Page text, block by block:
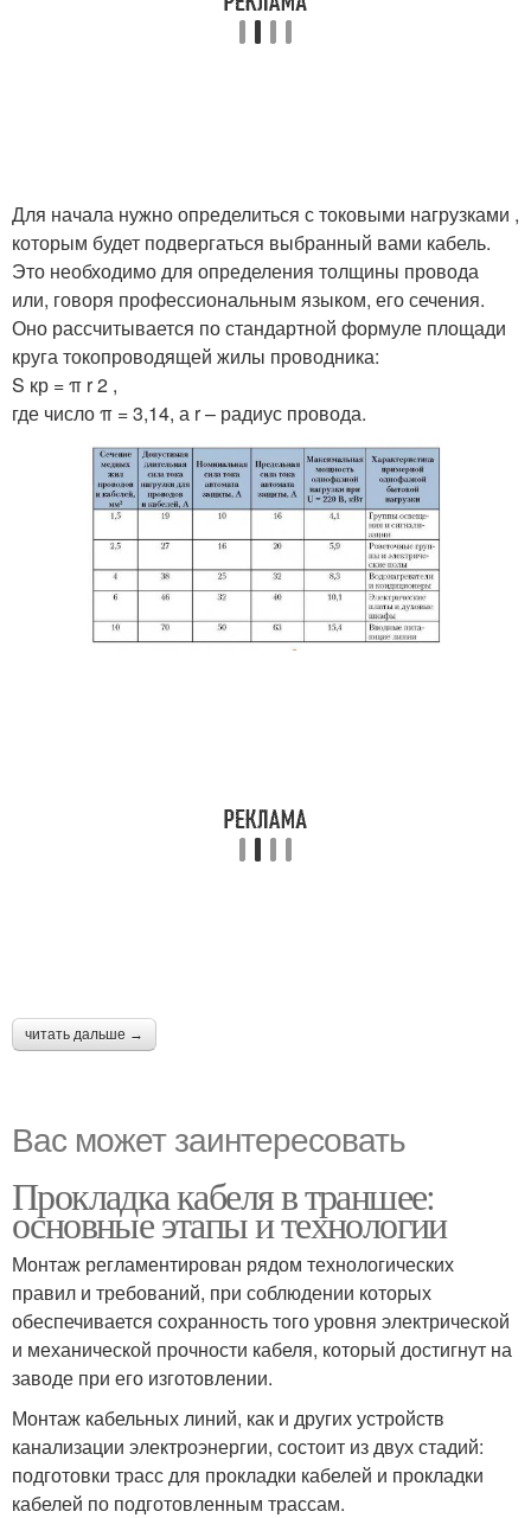
Для начала нужно определиться с токовыми нагрузками ,
которым будет подвергаться выбранный вами кабель.
Это необходимо для определения толщины провода
или, говоря профессиональным языком, его сечения.
Оно рассчитывается по стандартной формуле площади
круга токопроводящей жилы проводника:
S кр = π r 2 ,
где число π = 3,14, а r – радиус провода.
читать дальше →
Вас может заинтересовать
Прокладка кабеля в траншее:
основные этапы и технологии
Монтаж регламентирован рядом технологических
правил и требований, при соблюдении которых
обеспечивается сохранность того уровня электрической
и механической прочности кабеля, который достигнут на
заводе при его изготовлении.
Монтаж кабельных линий, как и других устройств
канализации электроэнергии, состоит из двух стадий:
подготовки трасс для прокладки кабелей и прокладки
кабелей по подготовленным трассам.